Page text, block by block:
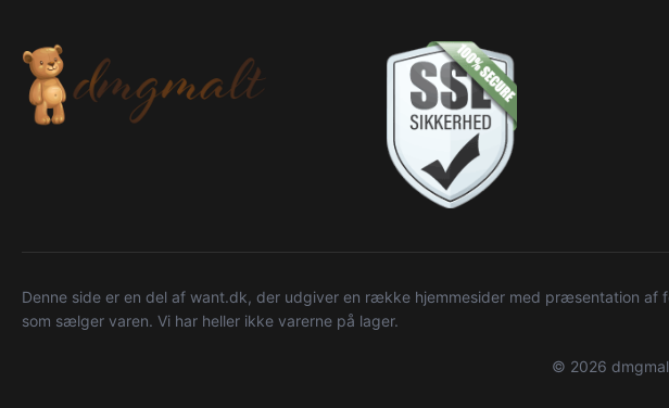
Denne side er en del af want.dk, der udgiver en række hjemmesider med præsentation
som sælger varen. Vi har heller ikke varerne på lager.
© 2026